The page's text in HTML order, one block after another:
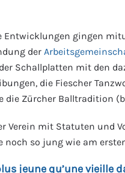
Entwicklungen gingen
der
Schallplatten mit den
die Fiescher
die Zürcher Balltradition
Verein mit Statuten und
noch so jung wie am
jeune qu’une vieille